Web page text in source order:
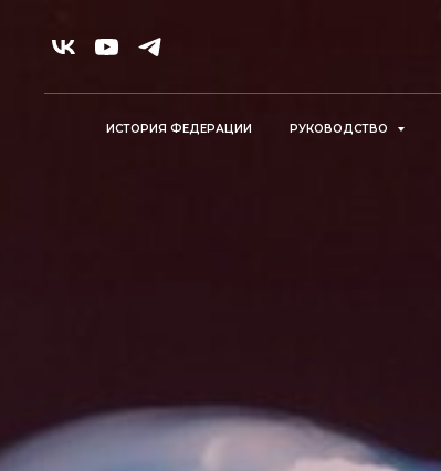
ИСТОРИЯ ФЕДЕРАЦИИ РУКОВОДСТВО